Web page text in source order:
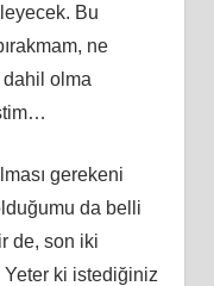
Bu
ne
dahil olma
gerekeni
da belli
de, son iki
Yeter ki istediğiniz